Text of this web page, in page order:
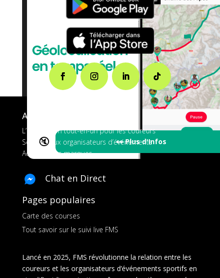
🔇 👀 Plus d'Infos
A propos de FMS
L’application tout-en-un pour les coureurs
Services aux organisateurs d’événements
Ads pour les marques
Chat en Direct
Pages populaires
Carte des courses
Tout savoir sur le suivi live FMS
Lancé en 2025, FMS révolutionne la relation entre les
coureurs et les organisateurs d’événements sportifs en